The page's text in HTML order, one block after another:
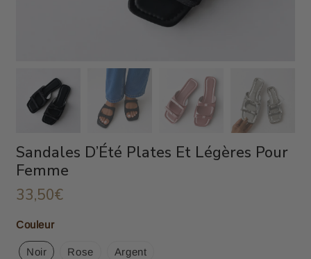
Sandales D’Été Plates Et Légères Pour
Femme
33,50€
price
Couleur
Noir Rose Argent